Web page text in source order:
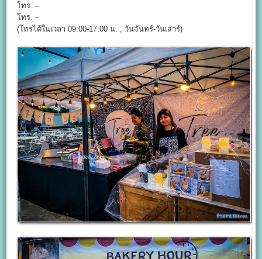
โทร. –
โทร. –
(โทรได้ในเวลา 09:00-17:00 น. , วันจันทร์-วันเสาร์)